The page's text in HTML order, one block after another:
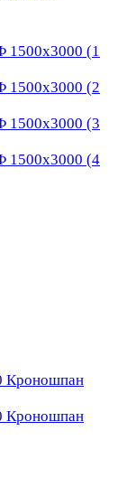
1500х3000 (1
1500х3000 (2
1500х3000 (3
1500х3000 (4
Кроношпан
Кроношпан